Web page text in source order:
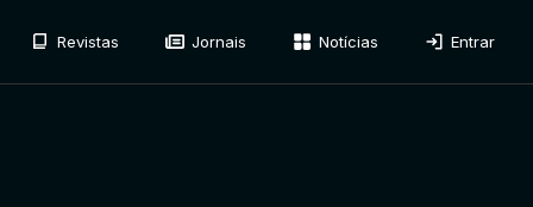
Revistas Jornais Notícias Entrar